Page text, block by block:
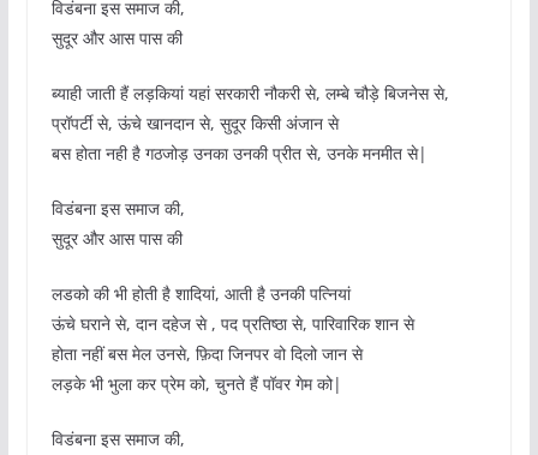
विडंबना इस समाज की,
सुदूर और आस पास की
ब्याही जाती हैं लड़कियां यहां सरकारी नौकरी से, लम्बे चौड़े बिजनेस से,
प्रॉपर्टी से, ऊंचे खानदान से, सुदूर किसी अंजान से
बस होता नही है गठजोड़ उनका उनकी प्रीत से, उनके मनमीत से|
विडंबना इस समाज की,
सुदूर और आस पास की
लडको की भी होती है शादियां, आती है उनकी पत्नियां
ऊंचे घराने से, दान दहेज से , पद प्रतिष्ठा से, पारिवारिक शान से
होता नहीं बस मेल उनसे, फ़िदा जिनपर वो दिलो जान से
लड़के भी भुला कर प्रेम को, चुनते हैं पॉवर गेम को|
विडंबना इस समाज की,